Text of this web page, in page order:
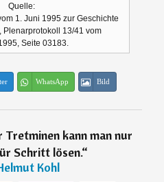
Quelle:
1. Juni 1995 zur Geschichte
Plenarprotokoll 13/41 vom
Seite 03183.
WhatsApp Bild
Tretminen kann man nur
Schritt lösen.“
Kohl